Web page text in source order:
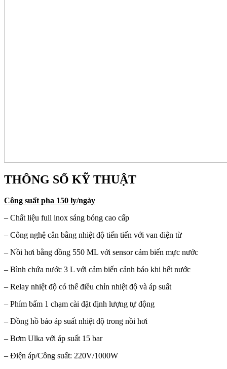
THÔNG SỐ KỸ THUẬT
Công suất pha 150 ly/ngày
– Chất liệu full inox sáng bóng cao cấp
– Công nghệ cân bằng nhiệt độ tiến tiến với van điện từ
– Nồi hơi bằng đồng 550 ML với sensor cảm biến mực nước
– Bình chứa nước 3 L với cảm biến cảnh báo khi hết nước
– Relay nhiệt độ có thể điều chỉn nhiệt độ và áp suất
– Phím bấm 1 chạm cài đặt định lượng tự động
– Đồng hồ báo áp suất nhiệt độ trong nồi hơi
– Bơm Ulka với áp suất 15 bar
– Điện áp/Công suất: 220V/1000W